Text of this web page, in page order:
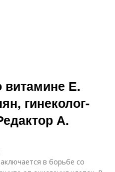
Е.
гинеколог-
А.
в борьбе со